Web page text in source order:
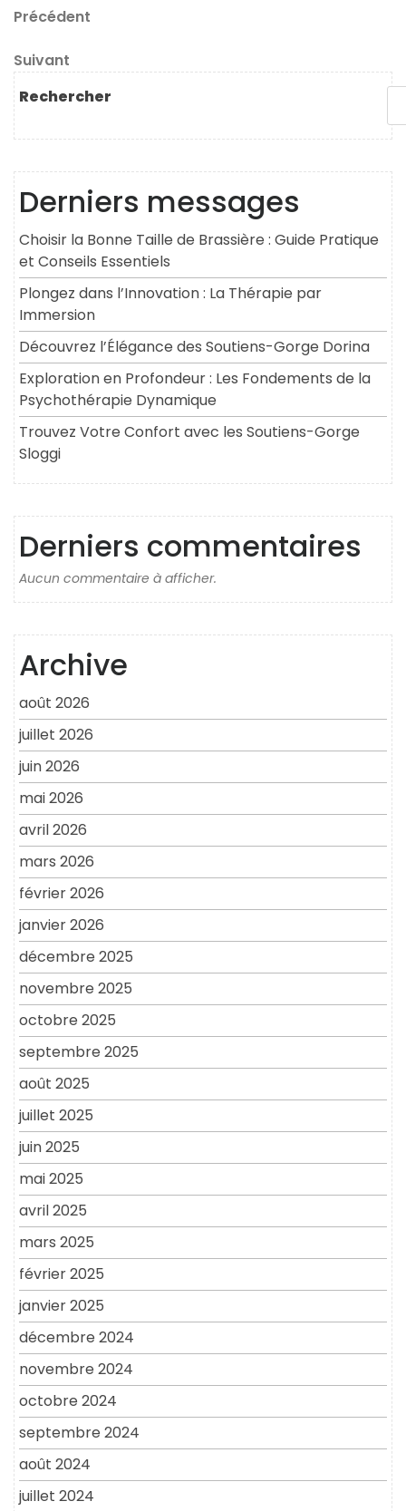
Navigation
de
l’article
Article
Précédent
Article
suivant
Suivant
Rechercher
Derniers messages
Choisir la Bonne Taille de Brassière : Guide Pratique
et Conseils Essentiels
Plongez dans l’Innovation : La Thérapie par
Immersion
Découvrez l’Élégance des Soutiens-Gorge Dorina
Exploration en Profondeur : Les Fondements de la
Psychothérapie Dynamique
Trouvez Votre Confort avec les Soutiens-Gorge
Sloggi
Derniers commentaires
Aucun commentaire à afficher.
Archive
août 2026
juillet 2026
juin 2026
mai 2026
avril 2026
mars 2026
février 2026
janvier 2026
décembre 2025
novembre 2025
octobre 2025
septembre 2025
août 2025
juillet 2025
juin 2025
mai 2025
avril 2025
mars 2025
février 2025
janvier 2025
décembre 2024
novembre 2024
octobre 2024
septembre 2024
août 2024
juillet 2024